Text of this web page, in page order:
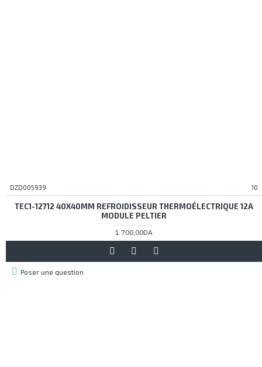
DZD005939 10
TEC1-12712 40X40MM REFROIDISSEUR THERMOÉLECTRIQUE 12A
MODULE PELTIER
1 700,00DA
Poser une question